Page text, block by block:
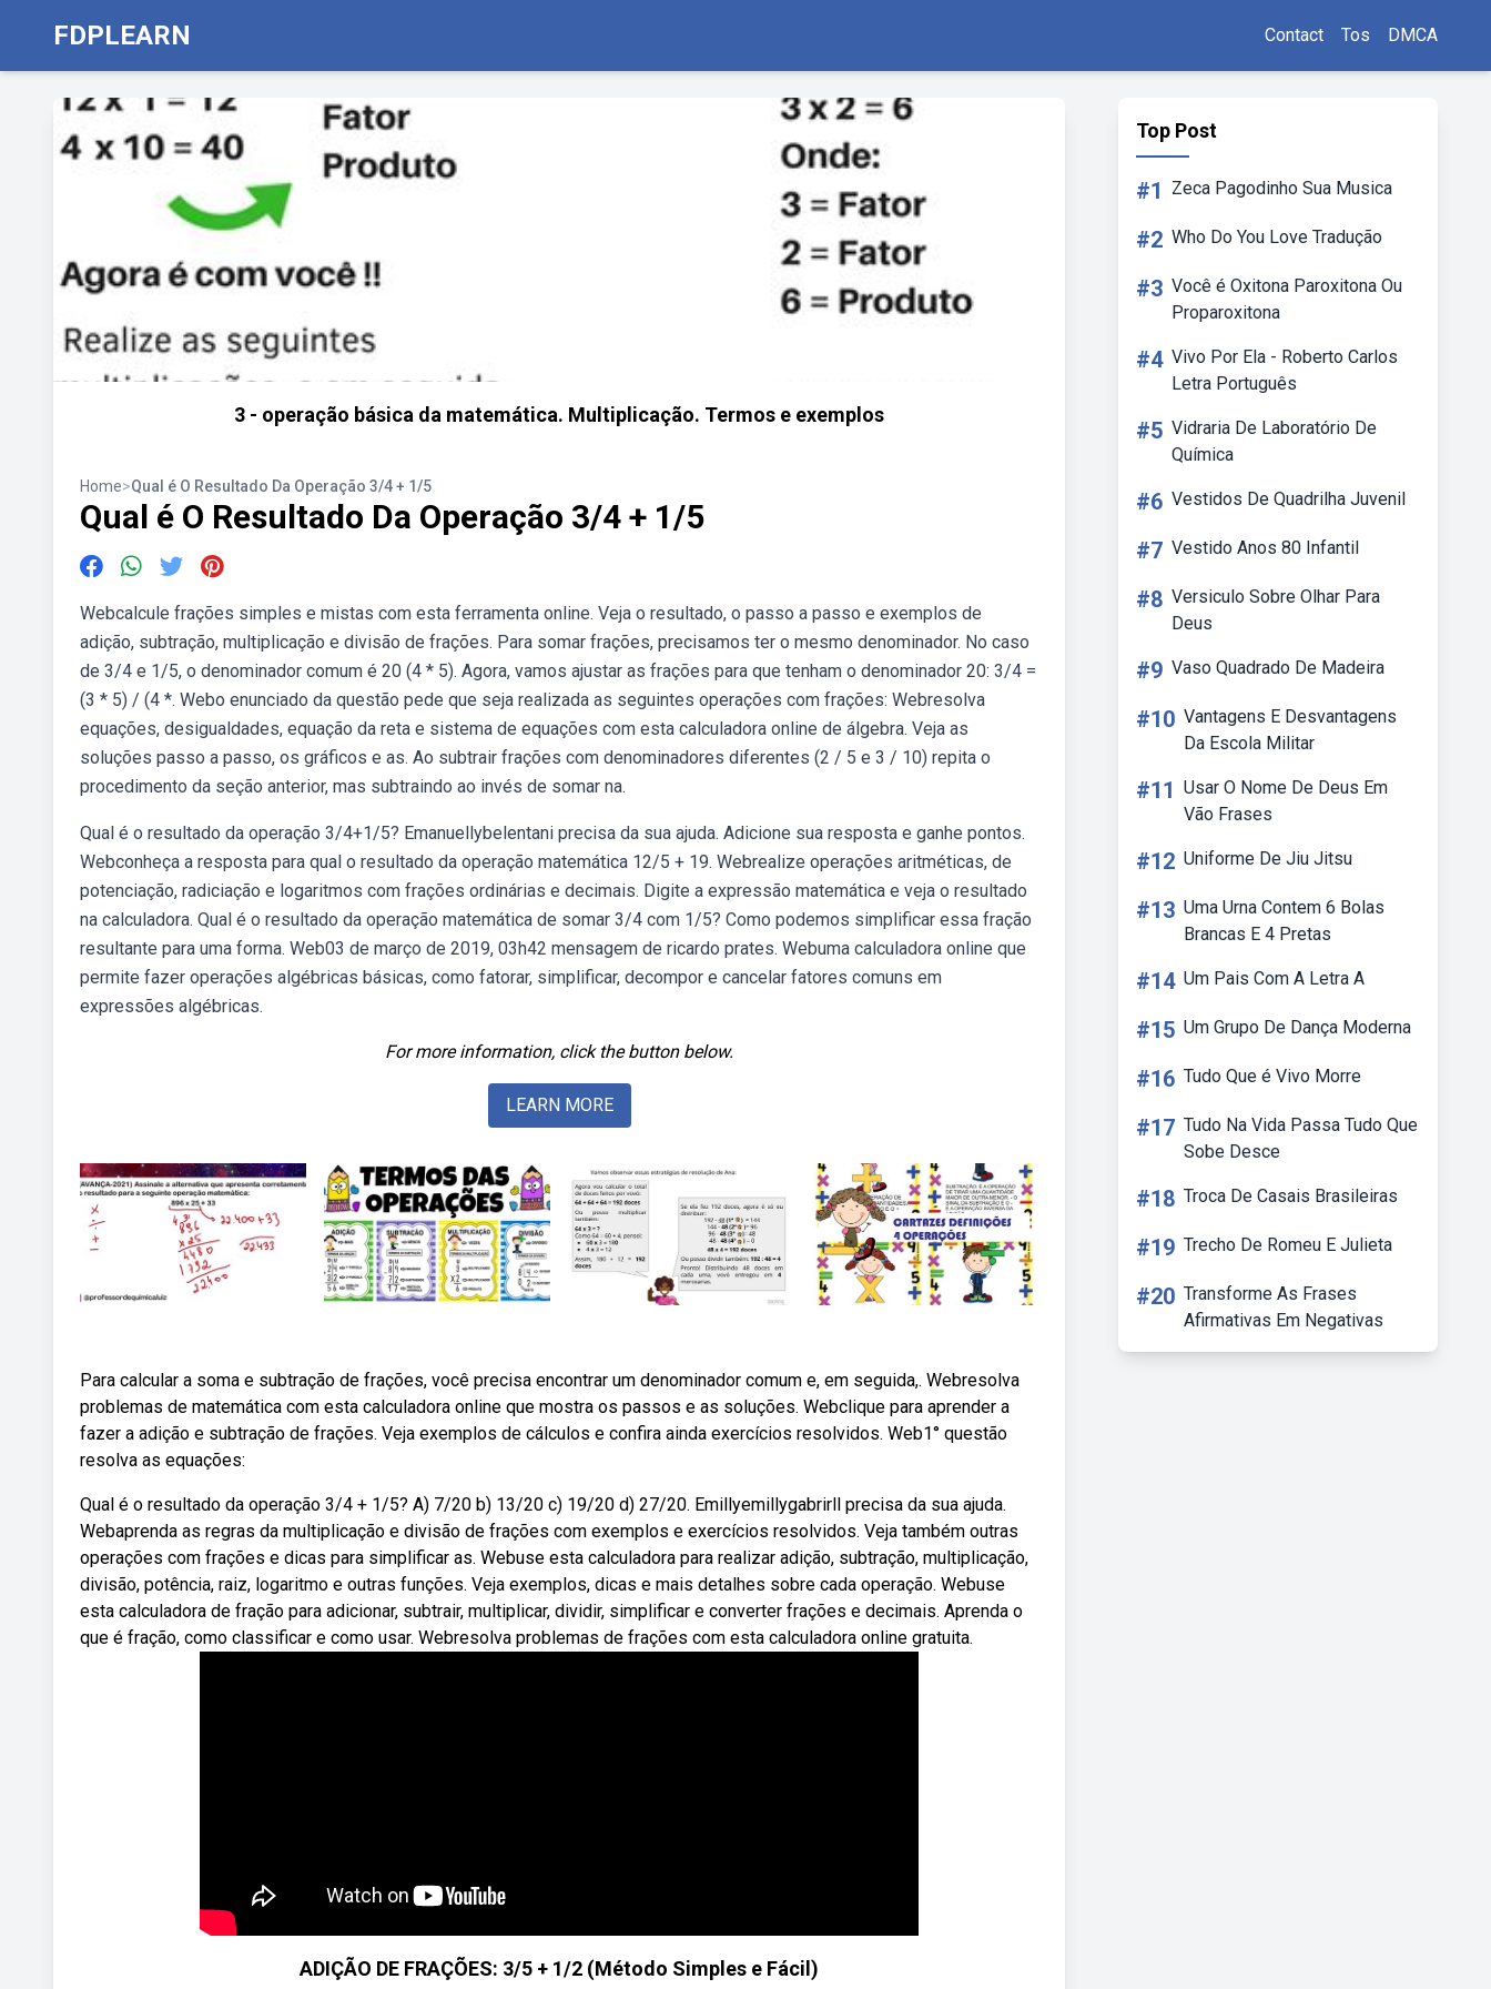
FDPLEARN Contact Tos DMCA
3 - operação básica da matemática. Multiplicação. Termos e exemplos
Home>Qual é O Resultado Da Operação 3/4 + 1/5
Qual é O Resultado Da Operação 3/4 + 1/5
Webcalcule frações simples e mistas com esta ferramenta online. Veja o resultado, o passo a passo e exemplos de
adição, subtração, multiplicação e divisão de frações. Para somar frações, precisamos ter o mesmo denominador. No caso
de 3/4 e 1/5, o denominador comum é 20 (4 * 5). Agora, vamos ajustar as frações para que tenham o denominador 20: 3/4 =
(3 * 5) / (4 *. Webo enunciado da questão pede que seja realizada as seguintes operações com frações: Webresolva
equações, desigualdades, equação da reta e sistema de equações com esta calculadora online de álgebra. Veja as
soluções passo a passo, os gráficos e as. Ao subtrair frações com denominadores diferentes (2 / 5 e 3 / 10) repita o
procedimento da seção anterior, mas subtraindo ao invés de somar na.
Qual é o resultado da operação 3/4+1/5? Emanuellybelentani precisa da sua ajuda. Adicione sua resposta e ganhe pontos.
Webconheça a resposta para qual o resultado da operação matemática 12/5 + 19. Webrealize operações aritméticas, de
potenciação, radiciação e logaritmos com frações ordinárias e decimais. Digite a expressão matemática e veja o resultado
na calculadora. Qual é o resultado da operação matemática de somar 3/4 com 1/5? Como podemos simplificar essa fração
resultante para uma forma. Web03 de março de 2019, 03h42 mensagem de ricardo prates. Webuma calculadora online que
permite fazer operações algébricas básicas, como fatorar, simplificar, decompor e cancelar fatores comuns em
expressões algébricas.
For more information, click the button below.
LEARN MORE
Para calcular a soma e subtração de frações, você precisa encontrar um denominador comum e, em seguida,. Webresolva
problemas de matemática com esta calculadora online que mostra os passos e as soluções. Webclique para aprender a
fazer a adição e subtração de frações. Veja exemplos de cálculos e confira ainda exercícios resolvidos. Web1° questão
resolva as equações:
Qual é o resultado da operação 3/4 + 1/5? A) 7/20 b) 13/20 c) 19/20 d) 27/20. Emillyemillygabrirll precisa da sua ajuda.
Webaprenda as regras da multiplicação e divisão de frações com exemplos e exercícios resolvidos. Veja também outras
operações com frações e dicas para simplificar as. Webuse esta calculadora para realizar adição, subtração, multiplicação,
divisão, potência, raiz, logaritmo e outras funções. Veja exemplos, dicas e mais detalhes sobre cada operação. Webuse
esta calculadora de fração para adicionar, subtrair, multiplicar, dividir, simplificar e converter frações e decimais. Aprenda o
que é fração, como classificar e como usar. Webresolva problemas de frações com esta calculadora online gratuita.
ADIÇÃO DE FRAÇÕES: 3/5 + 1/2 (Método Simples e Fácil)
Top Post
#1 Zeca Pagodinho Sua Musica
#2 Who Do You Love Tradução
#3 Você é Oxitona Paroxitona Ou
Proparoxitona
#4 Vivo Por Ela - Roberto Carlos
Letra Português
#5 Vidraria De Laboratório De
Química
#6 Vestidos De Quadrilha Juvenil
#7 Vestido Anos 80 Infantil
#8 Versiculo Sobre Olhar Para
Deus
#9 Vaso Quadrado De Madeira
#10 Vantagens E Desvantagens
Da Escola Militar
#11 Usar O Nome De Deus Em
Vão Frases
#12 Uniforme De Jiu Jitsu
#13 Uma Urna Contem 6 Bolas
Brancas E 4 Pretas
#14 Um Pais Com A Letra A
#15 Um Grupo De Dança Moderna
#16 Tudo Que é Vivo Morre
#17 Tudo Na Vida Passa Tudo Que
Sobe Desce
#18 Troca De Casais Brasileiras
#19 Trecho De Romeu E Julieta
#20 Transforme As Frases
Afirmativas Em Negativas